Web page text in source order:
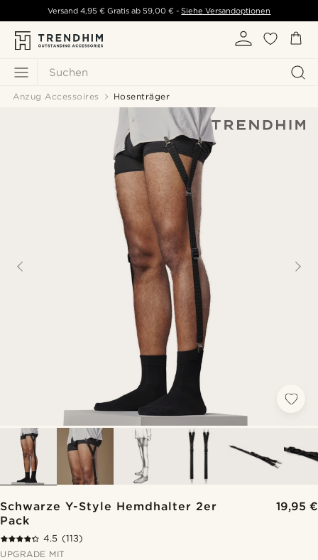
Suchen
Versand 4,95 € Gratis ab59,00 € - Siehe Versandoptionen
Anzug Accessoires Hosenträger
Schwarze Y-Style Hemdhalter 2er
Pack
19,95 €
4.5 (113)
UPGRADE MIT